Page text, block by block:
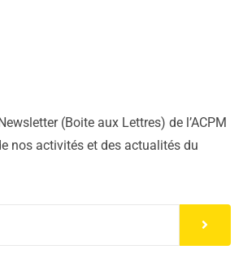
(Boite aux Lettres) de l’ACPM
nos activités et des actualités du